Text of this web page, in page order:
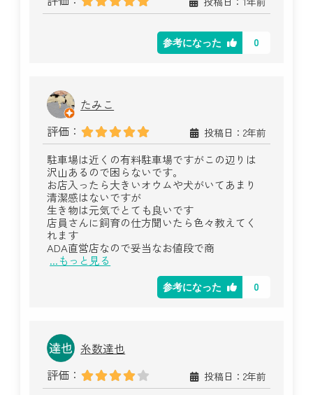
参考になった 0
たみこ
評価：
投稿日：2年前
駐車場は近くの有料駐車場ですがこの辺りは
沢山あるので困らないです。
お店入ったら大きいオウムや犬がいてあまり
清潔感はないですが
生き物は元気でとても良いです
店員さんに飼育の仕方聞いたら色々教えてく
れます
ADA直営店なので妥当なお値段で商
...もっと見る
参考になった 0
糸数達也
評価：
投稿日：2年前